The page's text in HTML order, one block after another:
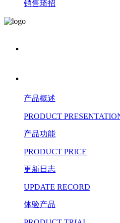
销售琦招
产品概述
PRODUCT
产品功能
PRODUCT PRICE
更新日志
UPDATE RECORD
体验产品